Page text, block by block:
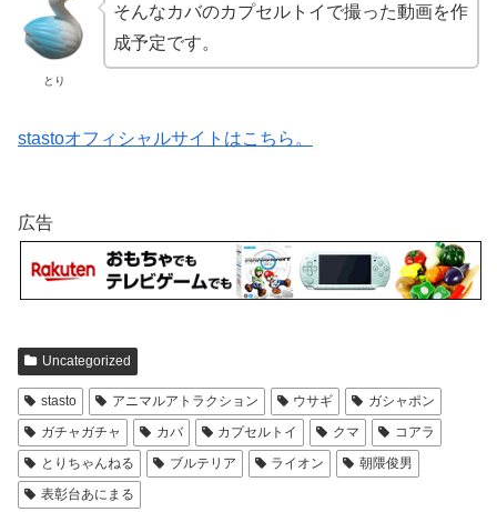
とり
そんなカバのカプセルトイで撮った動画を作
成予定です。
stastoオフィシャルサイトはこちら。
広告
Uncategorized
stasto アニマルアトラクション ウサギ
ガシャポン
ガチャガチャ
カバ カプセルトイ クマ
コアラ
とりちゃんねる
ブルテリア ライオン
朝隈俊男
表彰台あにまる